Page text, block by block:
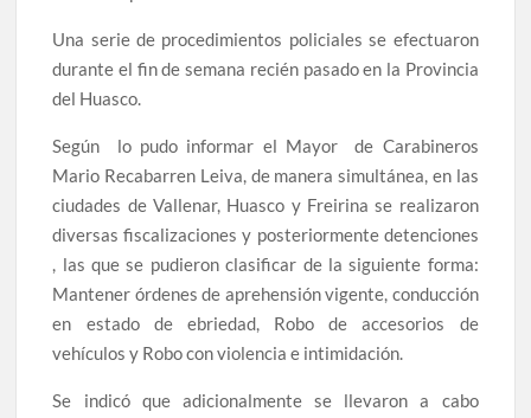
Una serie de procedimientos policiales se efectuaron
durante el fin de semana recién pasado en la Provincia
del Huasco.
Según lo pudo informar el Mayor de Carabineros
Mario Recabarren Leiva, de manera simultánea, en las
ciudades de Vallenar, Huasco y Freirina se realizaron
diversas fiscalizaciones y posteriormente detenciones
, las que se pudieron clasificar de la siguiente forma:
Mantener órdenes de aprehensión vigente, conducción
en estado de ebriedad, Robo de accesorios de
vehículos y Robo con violencia e intimidación.
Se indicó que adicionalmente se llevaron a cabo